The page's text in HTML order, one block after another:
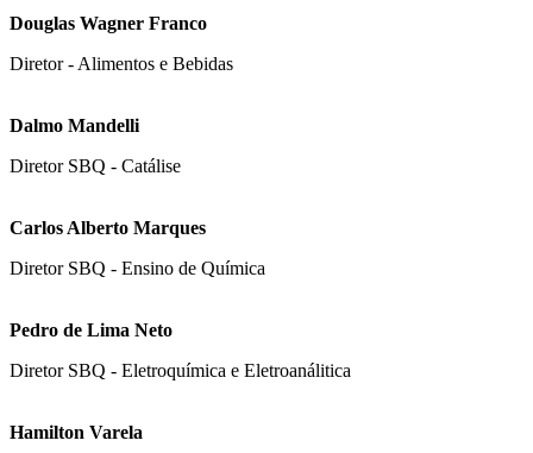
Douglas Wagner Franco
Diretor - Alimentos e Bebidas
Dalmo Mandelli
Diretor SBQ - Catálise
Carlos Alberto Marques
Diretor SBQ - Ensino de Química
Pedro de Lima Neto
Diretor SBQ - Eletroquímica e Eletroanálitica
Hamilton Varela